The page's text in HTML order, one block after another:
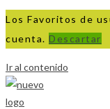
Los Favoritos de
cuenta. Descartar
Ir al contenido